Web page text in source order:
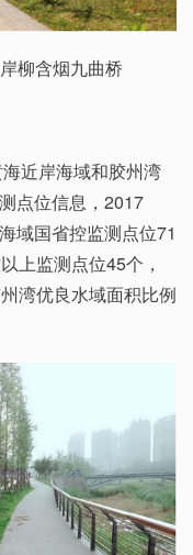
柳含烟九曲桥
近岸海域和胶州湾
点位信息，2017
域国省控监测点位71
上监测点位45个，
湾优良水域面积比例